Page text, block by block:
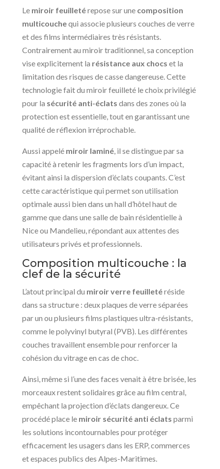
Le miroir feuilletérepose sur une composition
multicouchequi associe plusieurs couches de verre
et des films intermédiaires très résistants.
Contrairement au miroir traditionnel, sa conception
vise explicitement la résistance aux chocs et la
limitation des risques de casse dangereuse. Cette
technologie fait du miroir feuilleté le choix privilégié
pour la sécurité anti-éclats dans des zones où la
protection est essentielle, tout en garantissant une
qualité de réflexion irréprochable.
Aussi appelé miroir laminé, il se distingue par sa
capacité à retenir les fragments lors d’un impact,
évitant ainsi la dispersion d’éclats coupants. C’est
cette caractéristique qui permet son utilisation
optimale aussi bien dans un hall d’hôtel haut de
gamme que dans une salle de bain résidentielle à
Nice ou Mandelieu, répondant aux attentes des
utilisateurs privés et professionnels.
Composition multicouche : la
clef de la sécurité
L’atout principal du miroir verre feuilletéréside
dans sa structure : deux plaques de verre séparées
par un ou plusieurs films plastiques ultra-résistants,
comme le polyvinyl butyral (PVB). Les différentes
couches travaillent ensemble pour renforcer la
cohésion du vitrage en cas de choc.
Ainsi, même si l’une des faces venait à être brisée, les
morceaux restent solidaires grâce au film central,
empêchant la projection d’éclats dangereux. Ce
procédé place le miroir sécurité anti éclats parmi
les solutions incontournables pour protéger
efficacement les usagers dans les ERP, commerces
et espaces publics des Alpes-Maritimes.